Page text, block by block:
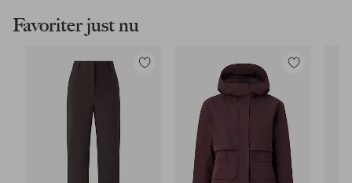
Favoriter just nu
Lägg
Lägg
favoriter